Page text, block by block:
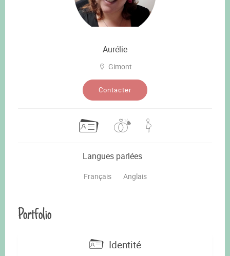
Aurélie
Gimont
Contacter
Langues parlées
Français Anglais
Portfolio
Identité